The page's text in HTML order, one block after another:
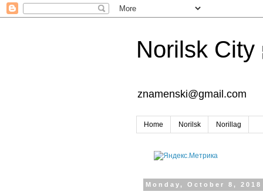
Norilsk City
znamenski@gmail.com
Home Norilsk Norillag
Monday, October 8, 2018